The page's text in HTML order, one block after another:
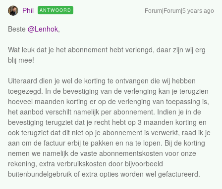
Phil ANTWOORD Forum|Forum|5 years ago
Beste @Lenhok,
Wat leuk dat je het abonnement hebt verlengd, daar zijn wij erg
blij mee!
Uiteraard dien je wel de korting te ontvangen die wij hebben
toegezegd. In de bevestiging van de verlenging kan je terugzien
hoeveel maanden korting er op de verlenging van toepassing is,
het aanbod verschilt namelijk per abonnement. Indien je in de
bevestiging terugziet dat je recht hebt op 3 maanden korting en
ook terugziet dat dit niet op je abonnement is verwerkt, raad ik je
aan om de factuur erbij te pakken en na te lopen. Bij de korting
nemen we namelijk de vaste abonnementskosten voor onze
rekening, extra verbruikskosten door bijvoorbeeld
buitenbundelgebruik of extra opties worden wel gefactureerd.